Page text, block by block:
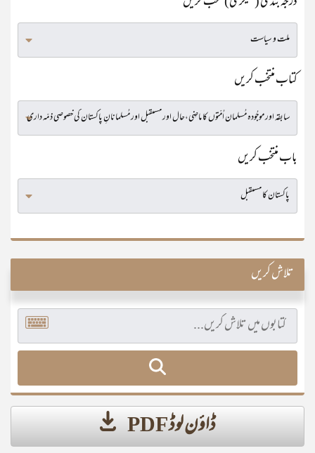
کتاب منتخب کریں
باب منتخب کریں
تلاش کریں
ڈاؤن لوڈ PDF